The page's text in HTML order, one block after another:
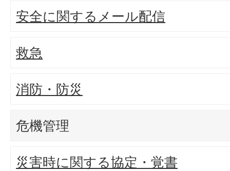
安全に関するメール配信
救急
消防・防災
危機管理
災害時に関する協定・覚書